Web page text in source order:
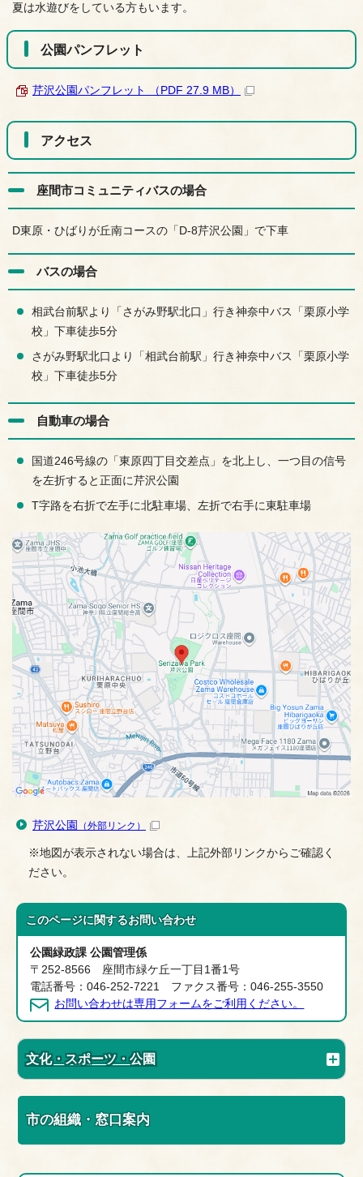
夏は水遊びをしている方もいます。
公園パンフレット
芹沢公園パンフレット （PDF 27.9 MB）
アクセス
座間市コミュニティバスの場合
D東原・ひばりが丘南コースの「D-8芹沢公園」で下車
バスの場合
相武台前駅より「さがみ野駅北口」行き神奈中バス「栗原小学
校」下車徒歩5分
さがみ野駅北口より「相武台前駅」行き神奈中バス「栗原小学
校」下車徒歩5分
自動車の場合
国道246号線の「東原四丁目交差点」を北上し、一つ目の信号
を左折すると正面に芹沢公園
T字路を右折で左手に北駐車場、左折で右手に東駐車場
芹沢公園 （外部リンク）
※地図が表示されない場合は、上記外部リンクからご確認く
ださい。
このページに関するお問い合わせ
公園緑政課 公園管理係
〒252-8566 座間市緑ケ丘一丁目1番1号
電話番号：046-252-7221 ファクス番号：046-255-3550
お問い合わせは専用フォームをご利用ください。
文化・スポーツ・公園
市の組織・窓口案内